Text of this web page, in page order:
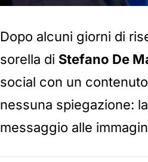
Dopo alcuni giorni di
sorella di Stefano De
social con un
nessuna spiegazione:
messaggio alle